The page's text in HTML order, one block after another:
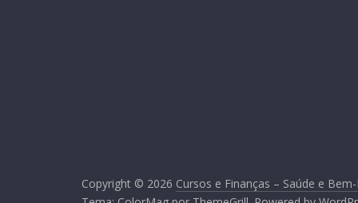
Copyright © 2026 Cursos e Finanças – Saúde e